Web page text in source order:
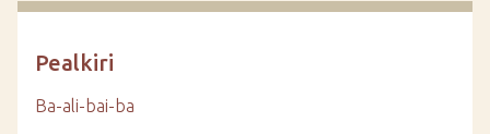
Pealkiri
Ba-ali-bai-ba